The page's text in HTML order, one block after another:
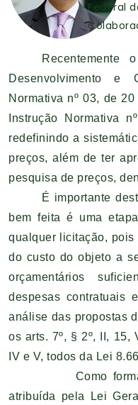
Federal
Recentemente
Desenvolvimento e
Normativa nº 03, de
Instrução Normativa
redefinindo a
preços, além de ter
pesquisa de preços,
É importante
bem feita é uma
qualquer licitação, pois
do custo do objeto a
orçamentários
despesas contratuais
análise das propostas
os arts. 7º, § 2º, II, 15,
IV e V, todos da Lei
Como forma de
atribuída pela Lei